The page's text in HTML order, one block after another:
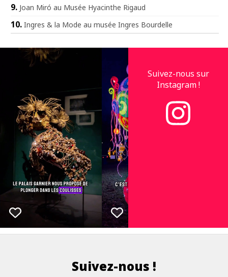
Joan Miró au Musée Hyacinthe Rigaud
Ingres & la Mode au musée Ingres Bourdelle
Suivez-nous sur
Instagram !
Suivez-nous !